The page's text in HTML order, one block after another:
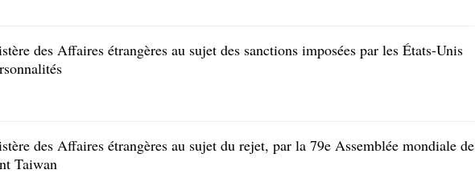
des Affaires étrangères au sujet des sanctions imposées par les États-Unis
des Affaires étrangères au sujet du rejet, par la 79e Assemblée mondiale de
Taiwan